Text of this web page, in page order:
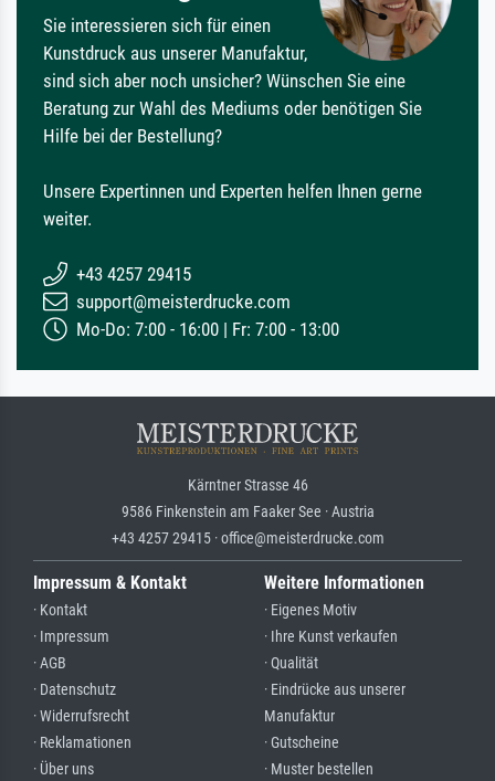
Sie interessieren sich für einen
Kunstdruck aus unserer Manufaktur,
sind sich aber noch unsicher? Wünschen Sie eine
Beratung zur Wahl des Mediums oder benötigen Sie
Hilfe bei der Bestellung?
Unsere Expertinnen und Experten helfen Ihnen gerne
weiter.
+43 4257 29415
support@meisterdrucke.com
Mo-Do: 7:00 - 16:00 | Fr: 7:00 - 13:00
Kärntner Strasse 46
9586 Finkenstein am Faaker See · Austria
+43 4257 29415 · office@meisterdrucke.com
Impressum & Kontakt
· Kontakt
· Impressum
· AGB
· Datenschutz
· Widerrufsrecht
· Reklamationen
· Über uns
Weitere Informationen
· Eigenes Motiv
· Ihre Kunst verkaufen
· Qualität
· Eindrücke aus unserer
Manufaktur
· Gutscheine
· Muster bestellen